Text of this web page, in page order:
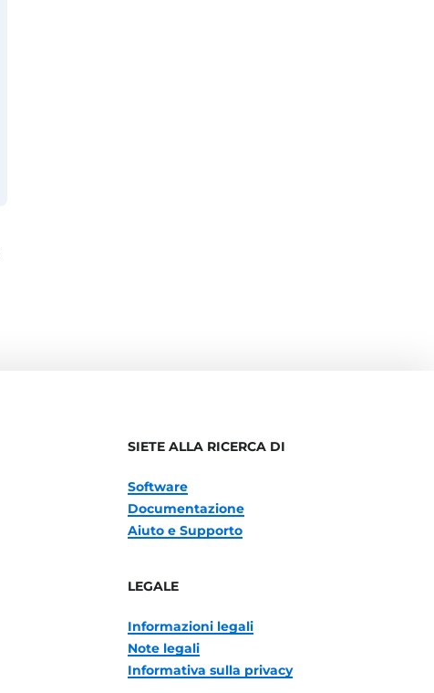
SIETE ALLA RICERCA DI
Software
Documentazione
Aiuto e Supporto
LEGALE
Informazioni legali
Note legali
Informativa sulla privacy